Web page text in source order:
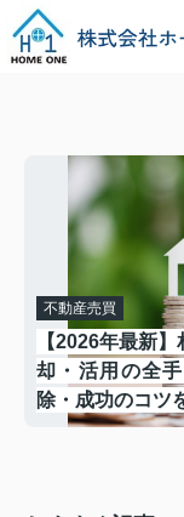
不動産売買
【2026年最新
却・活用の全
除・成功のコツ